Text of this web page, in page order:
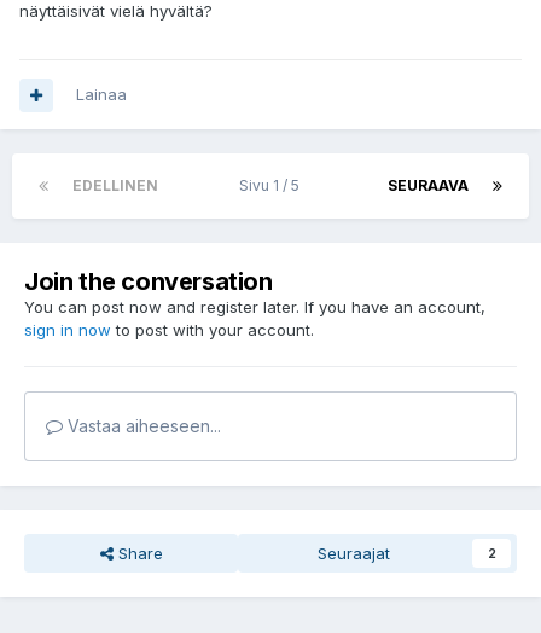
näyttäisivät vielä hyvältä?
Lainaa
EDELLINEN SEURAAVA
Sivu 1 / 5
Join the conversation
You can post now and register later. If you have an account,
sign in now to post with your account.
Vastaa aiheeseen...
Share Seuraajat 2